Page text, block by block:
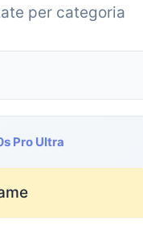
per categoria
Pro Ultra